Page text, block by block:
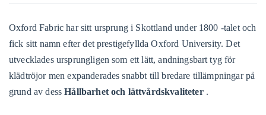
Oxford Fabric har sitt ursprung i Skottland under 1800 -talet och
fick sitt namn efter det prestigefyllda Oxford University. Det
utvecklades ursprungligen som ett lätt, andningsbart tyg för
klädtröjor men expanderades snabbt till bredare tillämpningar på
grund av dessHållbarhet och lättvårdskvaliteter .